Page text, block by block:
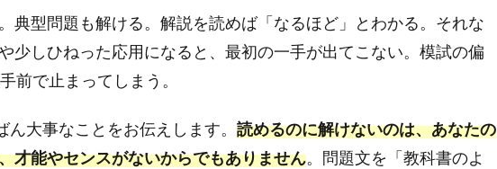
典型問題も解ける。解説を読めば「なるほど」とわかる。それな
少しひねった応用になると、最初の一手が出てこない。模試の偏
前で止まってしまう。
大事なことをお伝えします。 読めるのに解けないのは、あなたの
才能やセンスがないからでもありません。問題文を「教科書のよ